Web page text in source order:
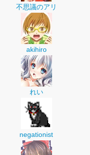
不思議のアリ
akihiro
れい
negationist